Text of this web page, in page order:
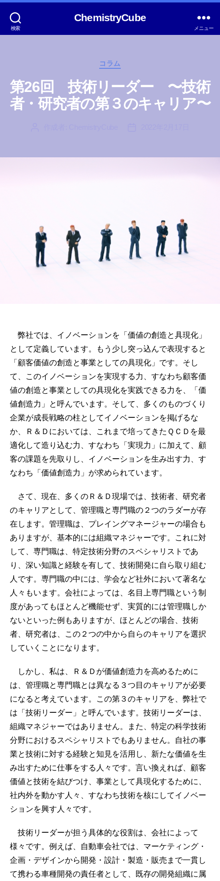
検索
ChemistryCube
メニュー
カ
テ
ー
コラム
第26回 技術リーダー 〜技術
者・研究者の第３のキャリア〜
弊社では、イノベーションを「価値の創造と具現化」
として定義しています。もう少し突っ込んで表現すると
「顧客価値の創造と事業としての具現化」です。そし
て、このイノベーションを実現する力、すなわち顧客価
値の創造と事業としての具現化を実践できる力を、「価
値創造力」と呼んでいます。そして、多くのものづくり
企業が成長戦略の柱としてイノベーションを掲げるな
か、Ｒ＆Ｄにおいては、これまで培ってきたＱＣＤを最
適化して造り込む力、すなわち「実現力」に加えて、顧
客の課題を先取りし、イノベーションを生み出す力、す
なわち「価値創造力」が求められています。
さて、現在、多くのＲ＆Ｄ現場では、技術者、研究者
のキャリアとして、管理職と専門職の２つのラダーが存
在します。管理職は、プレイングマネージャーの場合も
ありますが、基本的には組織マネジャーです。これに対
して、専門職は、特定技術分野のスペシャリストであ
り、深い知識と経験を有して、技術開発に自ら取り組む
人です。専門職の中には、学会など社外において著名な
人々もいます。会社によっては、名目上専門職という制
度があってもほとんど機能せず、実質的には管理職しか
ないといった例もありますが、ほとんどの場合、技術
者、研究者は、この２つの中から自らのキャリアを選択
していくことになります。
しかし、私は、Ｒ＆Ｄが価値創造力を高めるために
は、管理職と専門職とは異なる３つ目のキャリアが必要
になると考えています。この第３のキャリアを、弊社で
は「技術リーダー」と呼んでいます。技術リーダーは、
組織マネジャーではありません。また、特定の科学技術
分野におけるスペシャリストでもありません。自社の事
業と技術に対する経験と知見を活用し、新たな価値を生
み出すために仕事をする人々です。言い換えれば、顧客
価値と技術を結びつけ、事業として具現化するために、
社内外を動かす人々、すなわち技術を核にしてイノベー
ションを興す人々です。
技術リーダーが担う具体的な役割は、会社によって
様々です。例えば、自動車会社では、マーケティング・
企画・デザインから開発・設計・製造・販売まで一貫し
て携わる車種開発の責任者として、既存の開発組織に属